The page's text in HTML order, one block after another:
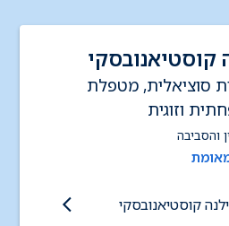
קוסטיאנובסקי
סוציאלית, מטפלת
וזוגית
והסביבה
קוסטיאנובסקי